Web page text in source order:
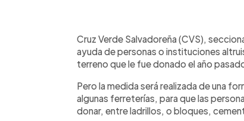
► Escuchar artículo
Cruz Verde Salvadoreña (CVS),
ayuda de personas o instituciones
terreno que le fue donado el año
Pero la medida será realizada de una
algunas ferreterías, para que las
donar, entre ladrillos, o bloques,